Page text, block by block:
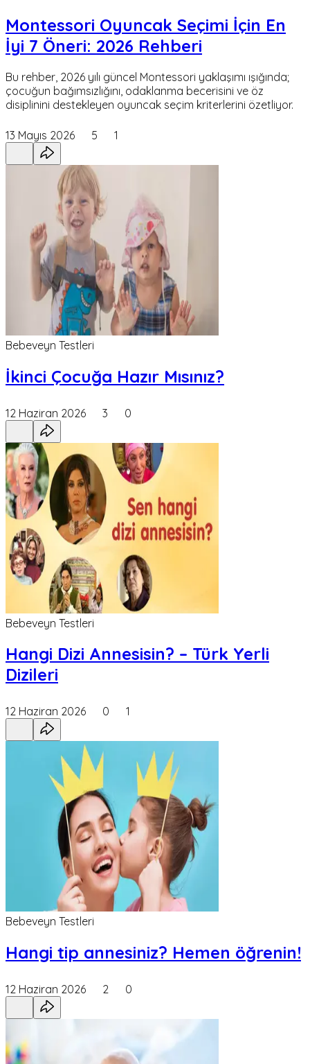
Montessori Oyuncak Seçimi İçin En
İyi 7 Öneri: 2026 Rehberi
Bu rehber, 2026 yılı güncel Montessori yaklaşımı ışığında;
çocuğun bağımsızlığını, odaklanma becerisini ve öz
disiplinini destekleyen oyuncak seçim kriterlerini özetliyor.
13 Mayıs 2026 5 1
Bebeveyn Testleri
İkinci Çocuğa Hazır Mısınız?
12 Haziran 2026 3 0
Bebeveyn Testleri
Hangi Dizi Annesisin? – Türk Yerli
Dizileri
12 Haziran 2026 0 1
Bebeveyn Testleri
Hangi tip annesiniz? Hemen öğrenin!
12 Haziran 2026 2 0